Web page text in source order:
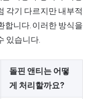
각기 다르지만 내부적
합니다. 이러한 방식을
있습니다.
돌핀 앤티는 어떻
게 처리할까요?